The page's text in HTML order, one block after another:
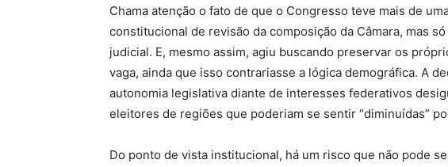
Chama atenção o fato de que o Congresso teve mais de
constitucional de revisão da composição da Câmara, mas
judicial. E, mesmo assim, agiu buscando preservar os
vaga, ainda que isso contrariasse a lógica demográfica. A
autonomia legislativa diante de interesses federativos
eleitores de regiões que poderiam se sentir “diminuídas”
Do ponto de vista institucional, há um risco que não pode